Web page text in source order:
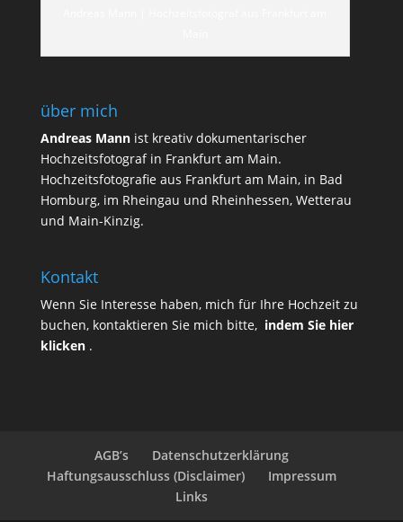
über mich
Andreas Mannist kreativ dokumentarischer
Hochzeitsfotograf in Frankfurt am Main.
Hochzeitsfotografie aus Frankfurt am Main, in Bad
Homburg, im Rheingau und Rheinhessen, Wetterau
und Main-Kinzig.
Kontakt
Wenn Sie Interesse haben, mich für Ihre Hochzeit zu
buchen, kontaktieren Sie mich bitte, indem Sie hier
klicken.
AGB’s
Datenschutzerklärung
Haftungsausschluss (Disclaimer)
Impressum
Links